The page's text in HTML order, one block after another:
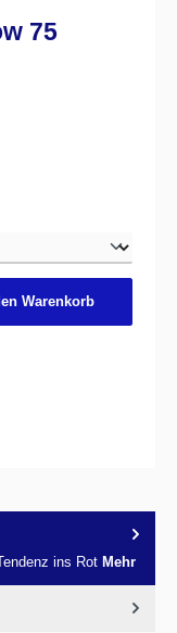
75
Warenkorb
ins Rot Mehr